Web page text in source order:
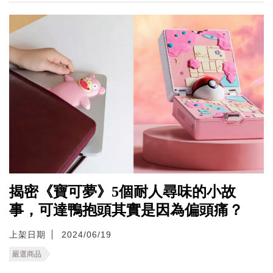
揭密《寶可夢》5個耐人尋味的小故
事，可達鴨抱頭其實是因為偏頭痛？
上架日期 2024/06/19
嚴選商品